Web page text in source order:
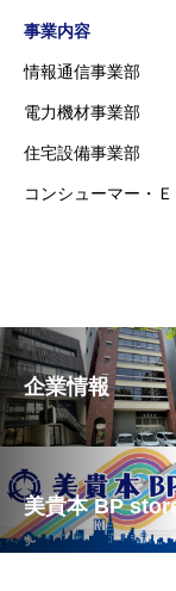
事業内容
情報通信事業部
電力機材事業部
住宅設備事業部
コンシューマー・
企業情報
美貴本 BP